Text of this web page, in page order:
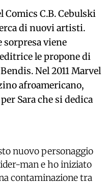
C.B. Cebulski
di nuovi artisti.
sorpresa viene
le propone di
Nel 2011 Marvel
afroamericano,
Sara che si dedica
nuovo personaggio
man e ho iniziato
contaminazione tra